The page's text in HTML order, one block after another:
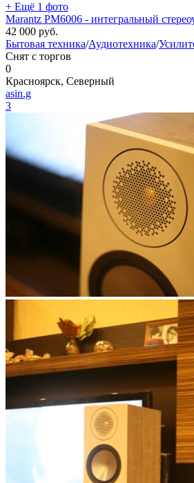
+ Ещё 1 фото
Marantz PM6006 - интегральный
42 000 руб.
Бытовая техника/Аудиотехника/
Снят с торгов
0
Красноярск, Северный
asin.g
3